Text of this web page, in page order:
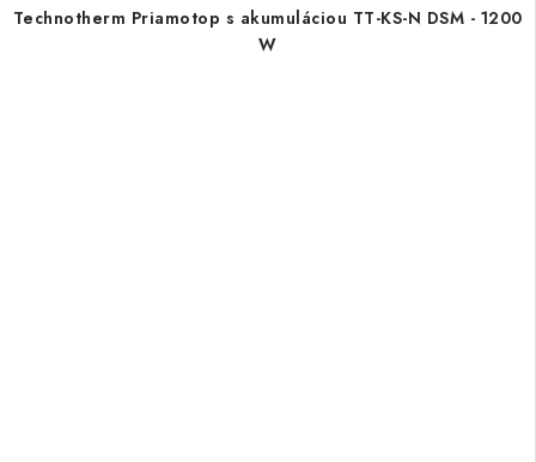
Technotherm Priamotop s akumuláciou TT-KS-N DSM - 1200
W